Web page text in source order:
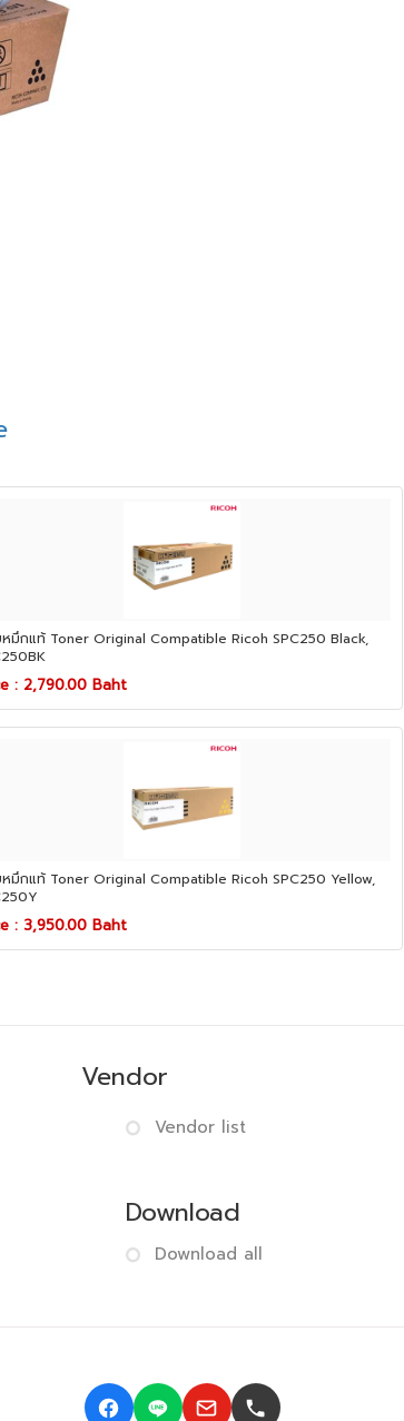
มึกแท้ Toner Original Compatible Ricoh SPC250 Black,
: 2,790.00 Baht
มึกแท้ Toner Original Compatible Ricoh SPC250 Yellow,
: 3,950.00 Baht
Vendor
Vendor list
Download
Download all